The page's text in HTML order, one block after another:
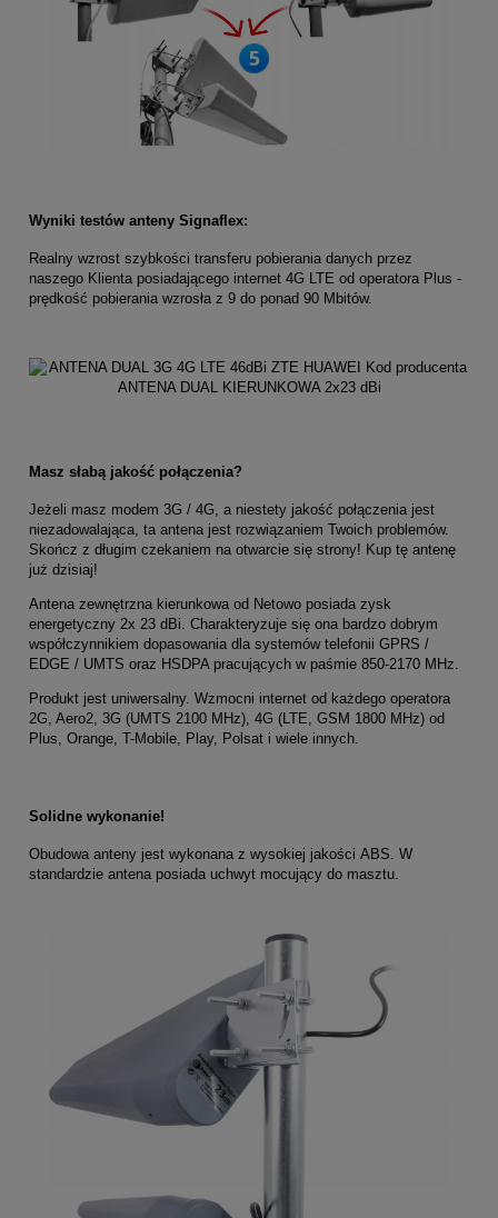
Wyniki testów anteny Signaflex:
Realny wzrost szybkości transferu pobierania danych przez
naszego Klienta posiadającego internet 4G LTE od operatora Plus -
prędkość pobierania wzrosła z 9 do ponad 90 Mbitów.
Masz słabą jakość połączenia?
Jeżeli masz modem 3G / 4G, a niestety jakość połączenia jest
niezadowalająca, ta antena jest rozwiązaniem Twoich problemów.
Skończ z długim czekaniem na otwarcie się strony! Kup tę antenę
już dzisiaj!
Antena zewnętrzna kierunkowa od Netowo posiada zysk
energetyczny 2x 23 dBi. Charakteryzuje się ona bardzo dobrym
współczynnikiem dopasowania dla systemów telefonii GPRS /
EDGE / UMTS oraz HSDPA pracujących w paśmie 850-2170 MHz.
Produkt jest uniwersalny. Wzmocni internet od każdego operatora
2G, Aero2, 3G (UMTS 2100 MHz), 4G (LTE, GSM 1800 MHz) od
Plus, Orange, T-Mobile, Play, Polsat i wiele innych.
Solidne wykonanie!
Obudowa anteny jest wykonana z wysokiej jakości ABS. W
standardzie antena posiada uchwyt mocujący do masztu.